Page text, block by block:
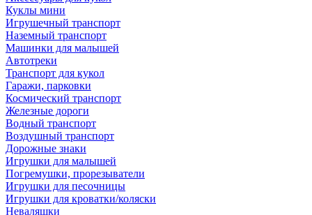
Куклы мини
Игрушечный транспорт
Наземный транспорт
Машинки для малышей
Автотреки
Транспорт для кукол
Гаражи, парковки
Космический транспорт
Железные дороги
Водный транспорт
Воздушный транспорт
Дорожные знаки
Игрушки для малышей
Погремушки, прорезыватели
Игрушки для песочницы
Игрушки для кроватки/коляски
Неваляшки